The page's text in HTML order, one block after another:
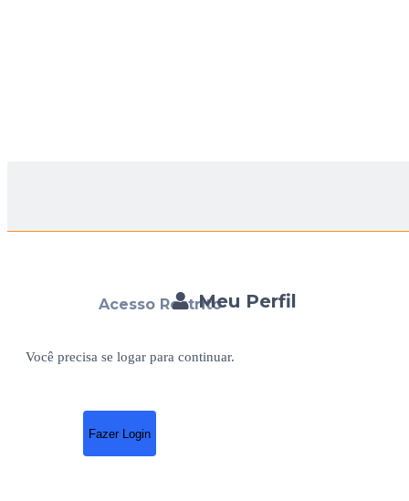
Meu Perfil
Acesso Restrito
Você precisa se logar para continuar.
Fazer Login